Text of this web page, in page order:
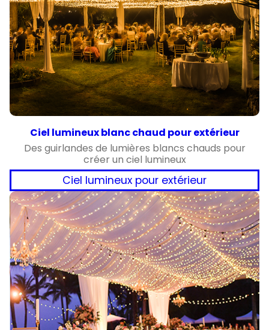
Ciel lumineux blanc chaud pour extérieur
Des guirlandes de lumières blancs chauds pour
créer un ciel lumineux
Ciel lumineux pour extérieur